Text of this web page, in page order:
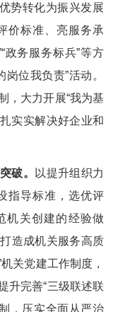
势转化为振兴发展
价标准、亮服务承
政务服务标兵”等方
位我负责”活动。
，大力开展“我为基
实实解决好企业和
破。
以提升组织力
指导标准，选优评
机关创建的经验做
造成机关服务高质
关党建工作制度，
升完善“三级联述联
，压实全面从严治